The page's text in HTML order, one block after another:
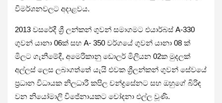
විමර්ශනවලට අදාළවය.
2013 වසරේදී ශ්‍රී ලන්කන් ගුවන් සමාගමට එයාර්බස් A-330
ගුවන් යානා 06ක් සහ A- 350 වර්ගයේ ගුවන් යානා 08 ක්
මිලට ගැනීමේදී, අමෙරිකානු ඩොලර් මිලියන 02ක මුදලක්
අල්ලස් ලෙස ලබාගත්තේ යැයි එවක ශ්‍රීලන්කන් ගුවන් සේවයේ
ප්‍රධාන විධායක නිලධාරී කපිල චන්ද්‍රසේනට සහ ඔහුගේ බිරිඳ
වන නියෝමාලි විජේනායකට චෝදනා එල්ල වූණි.